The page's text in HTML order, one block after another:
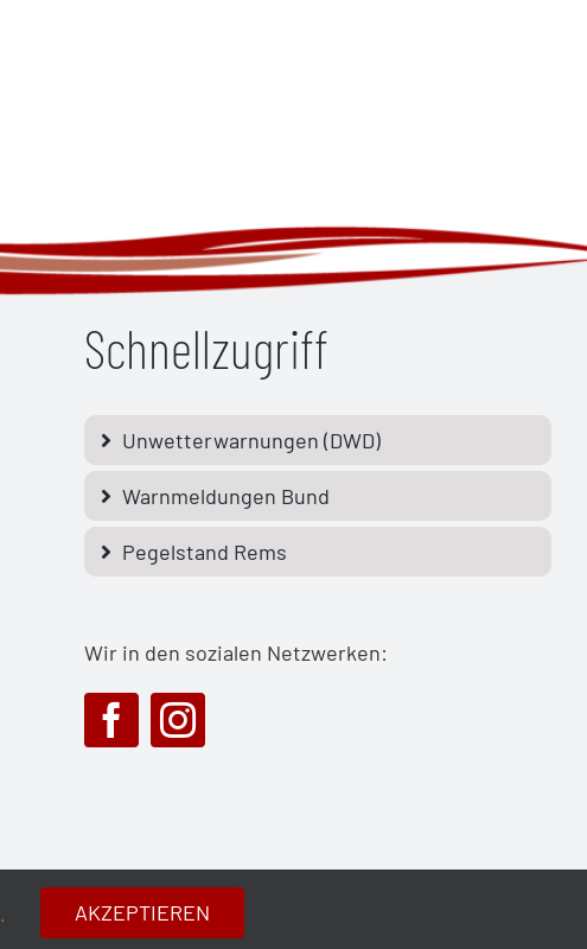
Schnellzugriff
Unwetterwarnungen (DWD)
Warnmeldungen Bund
Pegelstand Rems
Wir in den sozialen Netzwerken:
AKZEPTIEREN